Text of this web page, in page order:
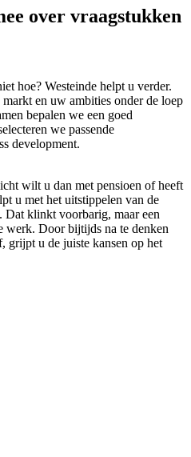
over vraagstukken
hoe? Westeinde helpt u verder.
en uw ambities onder de loep
bepalen we een goed
we passende
development.
wilt u dan met pensioen of heeft
u met het uitstippelen van de
klinkt voorbarig, maar een
werk. Door bijtijds na te denken
grijpt u de juiste kansen op het